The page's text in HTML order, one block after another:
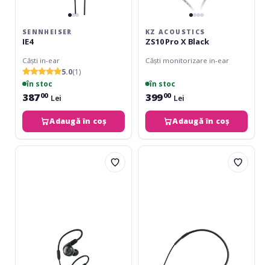
SENNHEISER
IE4
Căști in-ear
5.0(1)
în stoc
38700 Lei
Adaugă în coș
KZ ACOUSTICS
ZS10 Pro X Black
Căști monitorizare in-ear
în stoc
39900 Lei
Adaugă în coș
Audio-
LD